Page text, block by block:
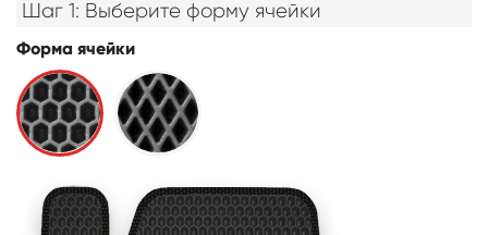
Шаг 1: Выберите форму ячейки
Форма ячейки